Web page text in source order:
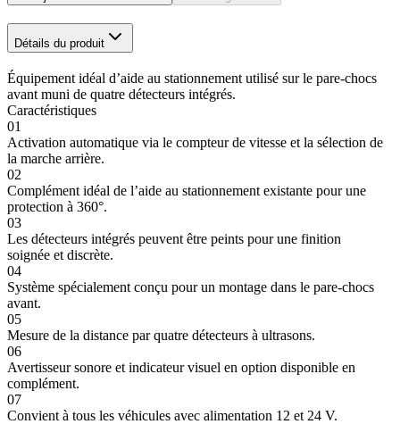
Détails du produit
Équipement idéal d’aide au stationnement utilisé sur le pare-chocs
avant muni de quatre détecteurs intégrés.
Caractéristiques
01
Activation automatique via le compteur de vitesse et la sélection de
la marche arrière.
02
Complément idéal de l’aide au stationnement existante pour une
protection à 360°.
03
Les détecteurs intégrés peuvent être peints pour une finition
soignée et discrète.
04
Système spécialement conçu pour un montage dans le pare-chocs
avant.
05
Mesure de la distance par quatre détecteurs à ultrasons.
06
Avertisseur sonore et indicateur visuel en option disponible en
complément.
07
Convient à tous les véhicules avec alimentation 12 et 24 V.